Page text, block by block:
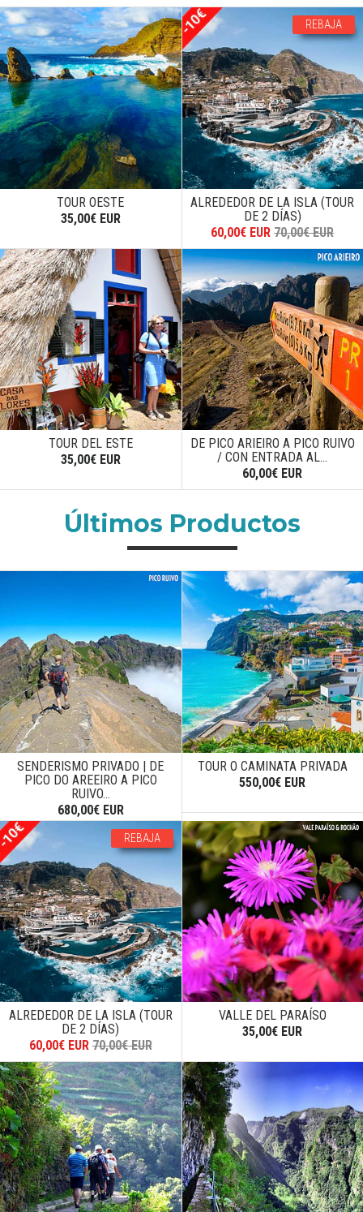
TOUR OESTE
35,00€ EUR
REBAJA
ALREDEDOR DE LA ISLA (TOUR
DE 2 DÍAS)
60,00€ EUR 70,00€ EUR
TOUR DEL ESTE
35,00€ EUR
DE PICO ARIEIRO A PICO RUIVO
/ CON ENTRADA AL...
60,00€ EUR
Últimos Productos
SENDERISMO PRIVADO | DE
PICO DO AREEIRO A PICO
RUIVO...
680,00€ EUR
TOUR O CAMINATA PRIVADA
550,00€ EUR
REBAJA
ALREDEDOR DE LA ISLA (TOUR
DE 2 DÍAS)
60,00€ EUR 70,00€ EUR
VALLE DEL PARAÍSO
35,00€ EUR